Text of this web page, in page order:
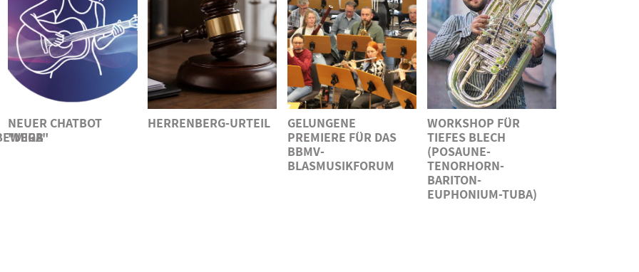
NEUER CHATBOT
"MIGA"
HERRENBERG-URTEIL
GELUNGENE
PREMIERE FÜR DAS
BBMV-
BLASMUSIKFORUM
WORKSHOP FÜR
TIEFES BLECH
(POSAUNE-
TENORHORN-
BARITON-
EUPHONIUM-TUBA)